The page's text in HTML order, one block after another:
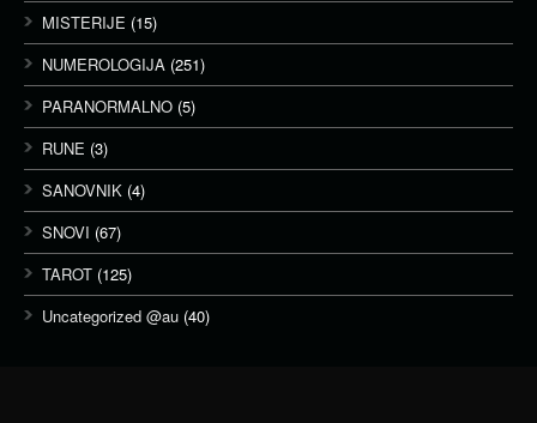
MISTERIJE (15)
NUMEROLOGIJA (251)
PARANORMALNO (5)
RUNE (3)
SANOVNIK (4)
SNOVI (67)
TAROT (125)
Uncategorized @au (40)